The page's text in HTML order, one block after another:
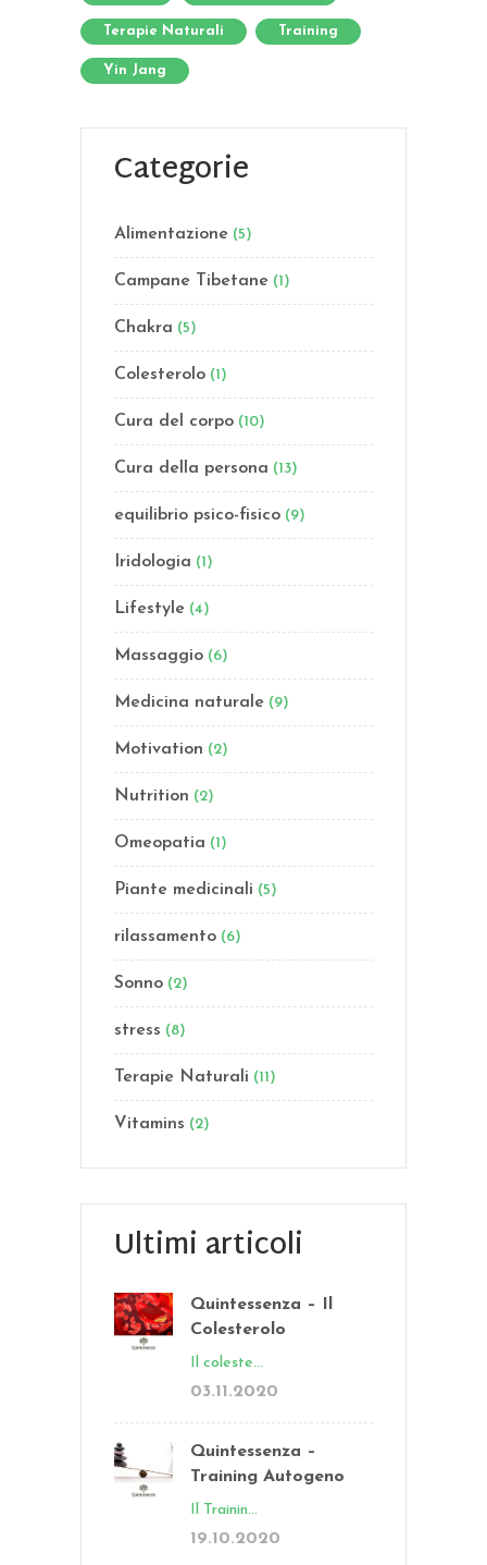
Terapie Naturali Training
Yin Jang
Categorie
Alimentazione (5)
Campane Tibetane (1)
Chakra (5)
Colesterolo (1)
Cura del corpo (10)
Cura della persona (13)
equilibrio psico-fisico (9)
Iridologia (1)
Lifestyle (4)
Massaggio (6)
Medicina naturale (9)
Motivation (2)
Nutrition (2)
Omeopatia (1)
Piante medicinali (5)
rilassamento (6)
Sonno (2)
stress (8)
Terapie Naturali (11)
Vitamins (2)
Ultimi articoli
Quintessenza – Il
Colesterolo
Il coleste...
03.11.2020
Quintessenza –
Training Autogeno
Il Trainin...
19.10.2020